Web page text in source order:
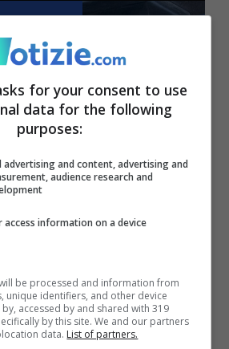
- 10:40
Zavalloni
a Notizie.com:
che dobbiamo
è emergenza:
sulle accise”
for your consent to use
data for the following
purposes:
advertising and content, advertising and
audience research and
access information on a device
be processed and information from
unique identifiers, and other device
accessed by and shared with 319
by this site. We and our partners
data. List of partners.